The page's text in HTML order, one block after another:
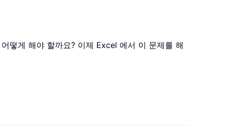
떻게 해야 할까요? 이제 Excel 에서 이 문제를 해